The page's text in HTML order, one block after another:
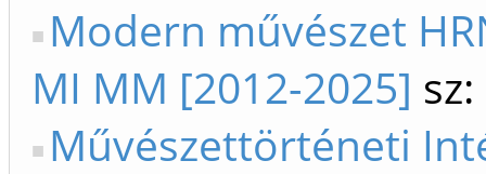
Modern művészet
MI MM [2012-2025]
Művészettörténeti